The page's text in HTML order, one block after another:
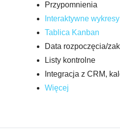
Przypomnienia
Interaktywne
Tablica Kanban
Data rozpoczęcia/
Listy kontrolne
Integracja z CRM,
Więcej